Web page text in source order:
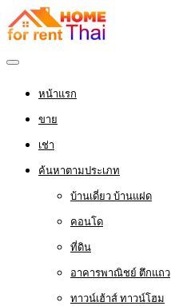
หน้าแรก
ขาย
เช่า
ค้นหาตามประเภท
บ้านเดี่ยว บ้านแฝด
คอนโด
ที่ดิน
อาคารพาณิชย์ ตึกแถว
ทาวน์เฮ้าส์ ทาวน์โฮม